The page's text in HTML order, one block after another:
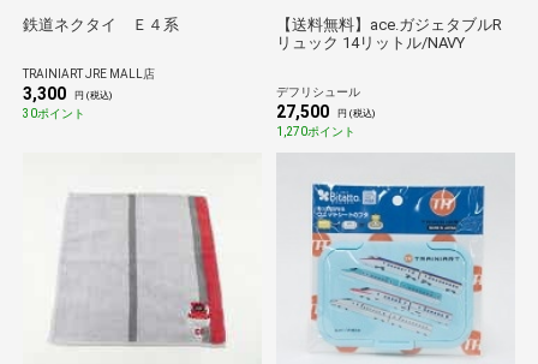
鉄道ネクタイ Ｅ４系
TRAINIART JRE MALL店
3,300 円 (税込)
30ポイント
【送料無料】ace.ガジェタブルR
リュック 14リットル/NAVY
デフリシュール
27,500 円 (税込)
1,270ポイント